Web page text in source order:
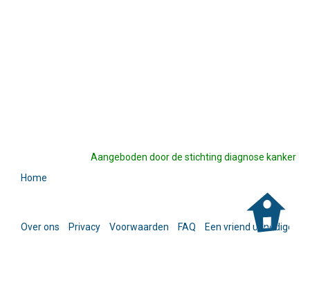
Home
Aangeboden door de stichting diagnose kanker
Over ons Privacy Voorwaarden FAQ Een vriend uitnodigen